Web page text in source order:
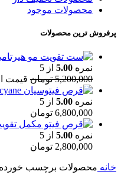
محصولات موجود
پرفروش ترین محصولات
نمره 5.00 از 5
5,200,000 تومان قیمت اصلی:
نمره 5.00 از 5
6,800,000 تومان
نمره 5.00 از 5
2,800,000 تومان
خانه محصولات برچسب